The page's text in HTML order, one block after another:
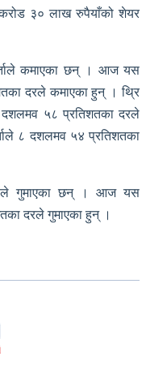
३० लाख रुपैयाँको शेयर
कमाएका छन् । आज यस
दरले कमाएका हुन् । थ्रि
दशलमव ५८ प्रतिशतका दरले
८ दशलमव ५४ प्रतिशतका
गुमाएका छन् । आज यस
दरले गुमाएका हुन् ।